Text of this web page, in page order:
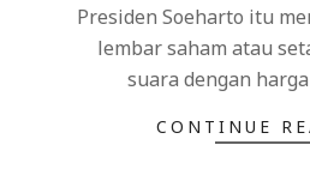
Presiden Soeharto itu
lembar saham atau
suara dengan
CONTINUE